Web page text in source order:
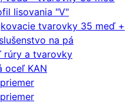
lisovania "V"
tvarovky 35 meď +
na pá
rúry a tvarovky
oceľ KAN